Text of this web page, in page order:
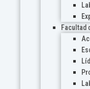
Facultad